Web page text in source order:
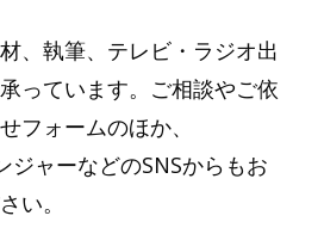
、執筆、テレビ・ラジオ出
っています。ご相談やご依
フォームのほか、
ジャーなどのSNSからもお
い。